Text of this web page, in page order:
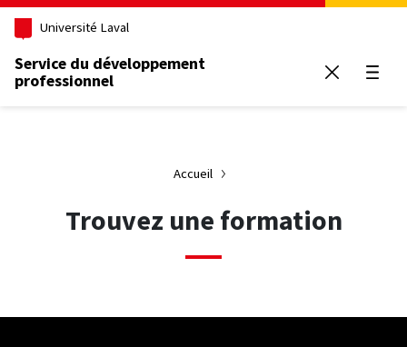
Aller au contenu principal
Université Laval
Service du développement
professionnel
Accueil
Trouvez une formation